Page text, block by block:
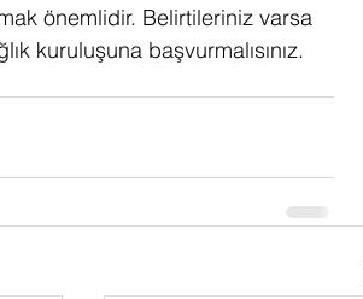
önemlidir. Belirtileriniz varsa
kuruluşuna başvurmalısınız.